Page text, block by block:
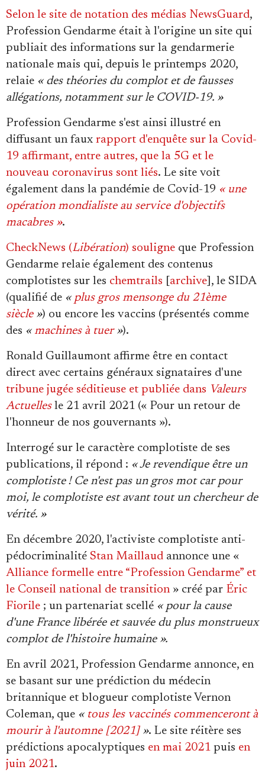
Selon le site de notation des médias NewsGuard,
Profession Gendarme était à l'origine un site qui
publiait des informations sur la gendarmerie
nationale mais qui, depuis le printemps 2020,
relaie « des théories du complot et de fausses
allégations, notamment sur le COVID-19. »
Profession Gendarme s'est ainsi illustré en
diffusant un faux rapport d'enquête sur la Covid-
19 affirmant, entre autres, que la 5G et le
nouveau coronavirus sont liés. Le site voit
également dans la pandémie de Covid-19 « une
opération mondialiste au service d'objectifs
macabres ».
CheckNews (Libération) souligne que Profession
Gendarme relaie également des contenus
complotistes sur les chemtrails archive ], le SIDA
(qualifié de « plus gros mensonge du 21ème
siècle») ou encore les vaccins (présentés comme
des « machines à tuer»).
Ronald Guillaumont affirme être en contact
direct avec certains généraux signataires d'une
tribune jugée séditieuse et publiée dans Valeurs
Actuellesle 21 avril 2021 (« Pour un retour de
l'honneur de nos gouvernants »).
Interrogé sur le caractère complotiste de ses
publications, il répond : « Je revendique être un
complotiste ! Ce n'est pas un gros mot car pour
moi, le complotiste est avant tout un chercheur de
vérité. »
En décembre 2020, l'activiste complotiste anti-
pédocriminalité Stan Maillaud annonce une «
Alliance formelle entre “Profession Gendarme” et
le Conseil national de transition» créé par Éric
Fiorile ; un partenariat scellé « pour la cause
d'une France libérée et sauvée du plus monstrueux
complot de l'histoire humaine ».
En avril 2021, Profession Gendarme annonce, en
se basant sur une prédiction du médecin
britannique et blogueur complotiste Vernon
Coleman, que « tous les vaccinés commenceront à
mourir à l'automne [2021]». Le site réitère ses
prédictions apocalyptiques en mai 2021 puis en
juin 2021.